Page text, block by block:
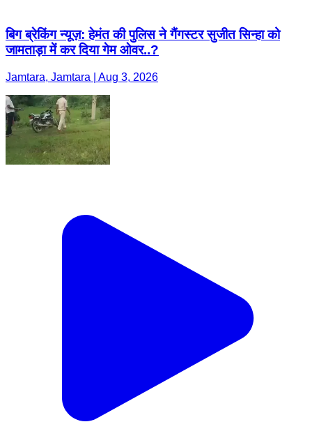
बिग ब्रेकिंग न्यूज़: हेमंत की पुलिस ने गैंगस्टर सुजीत सिन्हा को
जामताड़ा में कर दिया गेम ओवर..?
Jamtara, Jamtara | Aug 3, 2026